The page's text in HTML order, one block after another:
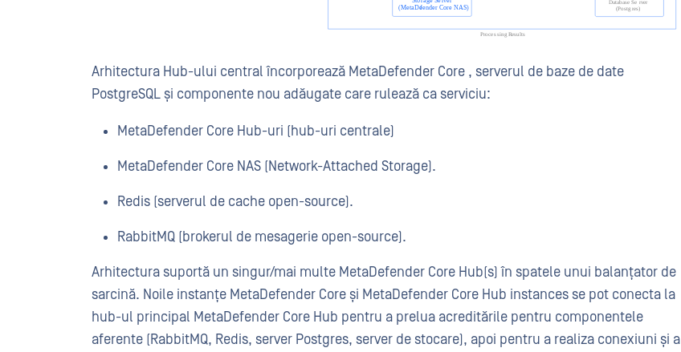
Arhitectura Hub-ului central încorporează MetaDefender Core , serverul de baze de date
PostgreSQL și componente nou adăugate care rulează ca serviciu:
MetaDefender Core Hub-uri (hub-uri centrale)
MetaDefender Core NAS (Network-Attached Storage).
Redis (serverul de cache open-source).
RabbitMQ (brokerul de mesagerie open-source).
Arhitectura suportă un singur/mai multe MetaDefender Core Hub(s) în spatele unui balanțator de
sarcină. Noile instanțe MetaDefender Core și MetaDefender Core Hub instances se pot conecta la
hub-ul principal MetaDefender Core Hub pentru a prelua acreditările pentru componentele
aferente (RabbitMQ, Redis, server Postgres, server de stocare), apoi pentru a realiza conexiuni și a